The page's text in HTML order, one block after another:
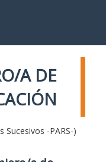
A DE
Sucesivos -PARS-)